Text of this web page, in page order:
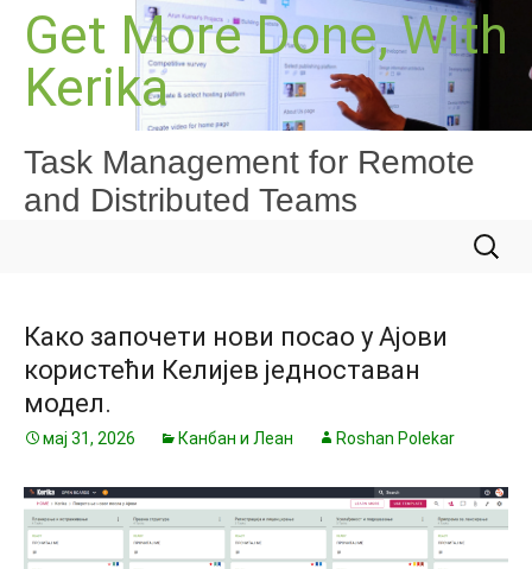
Скочи
садржај
Get More Done, With
Kerika
Task Management for Remote
and Distributed Teams
за:
Како започети нови посао у Ајови
користећи Келијев једноставан
модел.
мај 31, 2026 Канбан и Леан Roshan Polekar